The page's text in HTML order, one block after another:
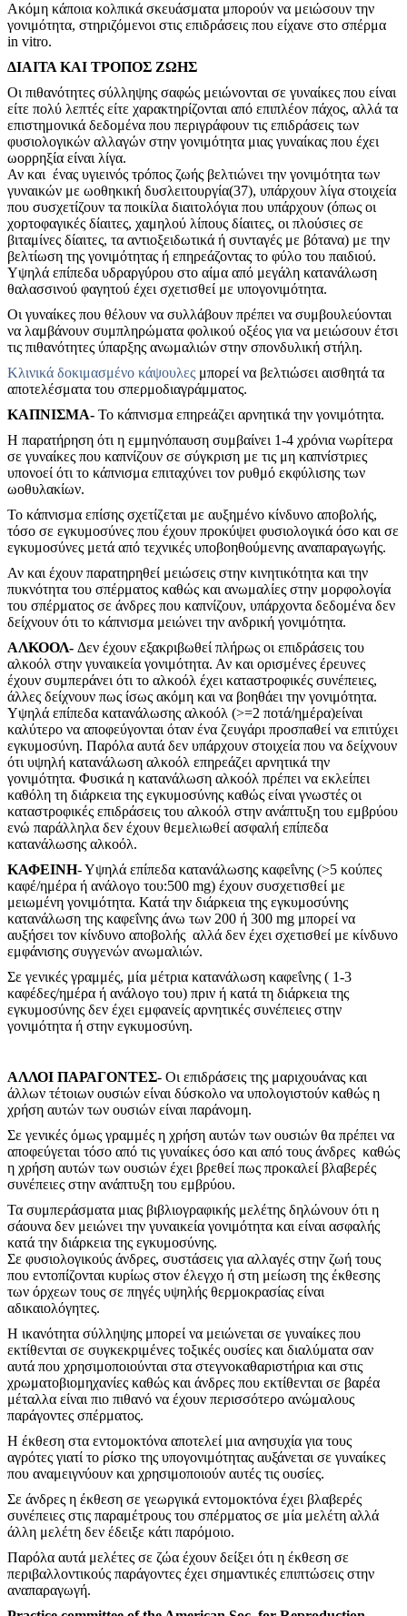
Ακόμη κάποια κολπικά σκευάσματα μπορούν να μειώσουν την
γονιμότητα, στηριζόμενοι στις επιδράσεις που είχανε στο σπέρμα
in vitro.
ΔΙΑΙΤΑ ΚΑΙ ΤΡΟΠΟΣ ΖΩΗΣ
Οι πιθανότητες σύλληψης σαφώς μειώνονται σε γυναίκες που είναι
είτε πολύ λεπτές είτε χαρακτηρίζονται από επιπλέον πάχος, αλλά τα
επιστημονικά δεδομένα που περιγράφουν τις επιδράσεις των
φυσιολογικών αλλαγών στην γονιμότητα μιας γυναίκας που έχει
ωορρηξία είναι λίγα.
Αν και ένας υγιεινός τρόπος ζωής βελτιώνει την γονιμότητα των
γυναικών με ωοθηκική δυσλειτουργία(37), υπάρχουν λίγα στοιχεία
που συσχετίζουν τα ποικίλα διαιτολόγια που υπάρχουν (όπως οι
χορτοφαγικές δίαιτες, χαμηλού λίπους δίαιτες, οι πλούσιες σε
βιταμίνες δίαιτες, τα αντιοξειδωτικά ή συνταγές με βότανα) με την
βελτίωση της γονιμότητας ή επηρεάζοντας το φύλο του παιδιού.
Υψηλά επίπεδα υδραργύρου στο αίμα από μεγάλη κατανάλωση
θαλασσινού φαγητού έχει σχετισθεί με υπογονιμότητα.
Οι γυναίκες που θέλουν να συλλάβουν πρέπει να συμβουλεύονται
να λαμβάνουν συμπληρώματα φολικού οξέος για να μειώσουν έτσι
τις πιθανότητες ύπαρξης ανωμαλιών στην σπονδυλική στήλη.
Κλινικά δοκιμασμένο κάψουλες μπορεί να βελτιώσει αισθητά τα
αποτελέσματα του σπερμοδιαγράμματος.
ΚΑΠΝΙΣΜΑ- Το κάπνισμα επηρεάζει αρνητικά την γονιμότητα.
Η παρατήρηση ότι η εμμηνόπαυση συμβαίνει 1-4 χρόνια νωρίτερα
σε γυναίκες που καπνίζουν σε σύγκριση με τις μη καπνίστριες
υπονοεί ότι το κάπνισμα επιταχύνει τον ρυθμό εκφύλισης των
ωοθυλακίων.
Το κάπνισμα επίσης σχετίζεται με αυξημένο κίνδυνο αποβολής,
τόσο σε εγκυμοσύνες που έχουν προκύψει φυσιολογικά όσο και σε
εγκυμοσύνες μετά από τεχνικές υποβοηθούμενης αναπαραγωγής.
Αν και έχουν παρατηρηθεί μειώσεις στην κινητικότητα και την
πυκνότητα του σπέρματος καθώς και ανωμαλίες στην μορφολογία
του σπέρματος σε άνδρες που καπνίζουν, υπάρχοντα δεδομένα δεν
δείχνουν ότι το κάπνισμα μειώνει την ανδρική γονιμότητα.
ΑΛΚΟΟΛ- Δεν έχουν εξακριβωθεί πλήρως οι επιδράσεις του
αλκοόλ στην γυναικεία γονιμότητα. Αν και ορισμένες έρευνες
έχουν συμπεράνει ότι το αλκοόλ έχει καταστροφικές συνέπειες,
άλλες δείχνουν πως ίσως ακόμη και να βοηθάει την γονιμότητα.
Υψηλά επίπεδα κατανάλωσης αλκοόλ (>=2 ποτά/ημέρα)είναι
καλύτερο να αποφεύγονται όταν ένα ζευγάρι προσπαθεί να επιτύχει
εγκυμοσύνη. Παρόλα αυτά δεν υπάρχουν στοιχεία που να δείχνουν
ότι υψηλή κατανάλωση αλκοόλ επηρεάζει αρνητικά την
γονιμότητα. Φυσικά η κατανάλωση αλκοόλ πρέπει να εκλείπει
καθόλη τη διάρκεια της εγκυμοσύνης καθώς είναι γνωστές οι
καταστροφικές επιδράσεις του αλκοόλ στην ανάπτυξη του εμβρύου
ενώ παράλληλα δεν έχουν θεμελιωθεί ασφαλή επίπεδα
κατανάλωσης αλκοόλ.
ΚΑΦΕΙΝΗ- Υψηλά επίπεδα κατανάλωσης καφεΐνης (>5 κούπες
καφέ/ημέρα ή ανάλογο του:500 mg) έχουν συσχετισθεί με
μειωμένη γονιμότητα. Κατά την διάρκεια της εγκυμοσύνης
κατανάλωση της καφεΐνης άνω των 200 ή 300 mg μπορεί να
αυξήσει τον κίνδυνο αποβολής αλλά δεν έχει σχετισθεί με κίνδυνο
εμφάνισης συγγενών ανωμαλιών.
Σε γενικές γραμμές, μία μέτρια κατανάλωση καφεΐνης ( 1-3
καφέδες/ημέρα ή ανάλογο του) πριν ή κατά τη διάρκεια της
εγκυμοσύνης δεν έχει εμφανείς αρνητικές συνέπειες στην
γονιμότητα ή στην εγκυμοσύνη.
ΑΛΛΟΙ ΠΑΡΑΓΟΝΤΕΣ- Οι επιδράσεις της μαριχουάνας και
άλλων τέτοιων ουσιών είναι δύσκολο να υπολογιστούν καθώς η
χρήση αυτών των ουσιών είναι παράνομη.
Σε γενικές όμως γραμμές η χρήση αυτών των ουσιών θα πρέπει να
αποφεύγεται τόσο από τις γυναίκες όσο και από τους άνδρες καθώς
η χρήση αυτών των ουσιών έχει βρεθεί πως προκαλεί βλαβερές
συνέπειες στην ανάπτυξη του εμβρύου.
Τα συμπεράσματα μιας βιβλιογραφικής μελέτης δηλώνουν ότι η
σάουνα δεν μειώνει την γυναικεία γονιμότητα και είναι ασφαλής
κατά την διάρκεια της εγκυμοσύνης.
Σε φυσιολογικούς άνδρες, συστάσεις για αλλαγές στην ζωή τους
που εντοπίζονται κυρίως στον έλεγχο ή στη μείωση της έκθεσης
των όρχεων τους σε πηγές υψηλής θερμοκρασίας είναι
αδικαιολόγητες.
Η ικανότητα σύλληψης μπορεί να μειώνεται σε γυναίκες που
εκτίθενται σε συγκεκριμένες τοξικές ουσίες και διαλύματα σαν
αυτά που χρησιμοποιούνται στα στεγνοκαθαριστήρια και στις
χρωματοβιομηχανίες καθώς και άνδρες που εκτίθενται σε βαρέα
μέταλλα είναι πιο πιθανό να έχουν περισσότερο ανώμαλους
παράγοντες σπέρματος.
Η έκθεση στα εντομοκτόνα αποτελεί μια ανησυχία για τους
αγρότες γιατί το ρίσκο της υπογονιμότητας αυξάνεται σε γυναίκες
που αναμειγνύουν και χρησιμοποιούν αυτές τις ουσίες.
Σε άνδρες η έκθεση σε γεωργικά εντομοκτόνα έχει βλαβερές
συνέπειες στις παραμέτρους του σπέρματος σε μία μελέτη αλλά
άλλη μελέτη δεν έδειξε κάτι παρόμοιο.
Παρόλα αυτά μελέτες σε ζώα έχουν δείξει ότι η έκθεση σε
περιβαλλοντικούς παράγοντες έχει σημαντικές επιπτώσεις στην
αναπαραγωγή.